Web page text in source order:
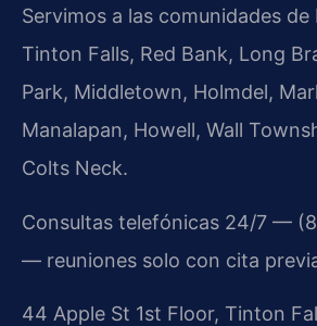
Servimos a las comunidades de
Tinton Falls, Red Bank, Long
Park, Middletown, Holmdel,
Manalapan, Howell, Wall
Colts Neck.
Consultas telefónicas 24/7 —
— reuniones solo con cita
44 Apple St 1st Floor, Tinton